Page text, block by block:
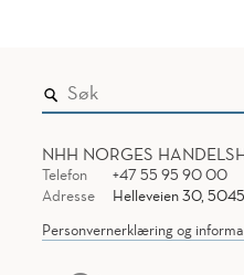
NHH NORGES
Telefon
+47 55 95 90 00
Adresse
Helleveien 30,
Personvernerklæring og